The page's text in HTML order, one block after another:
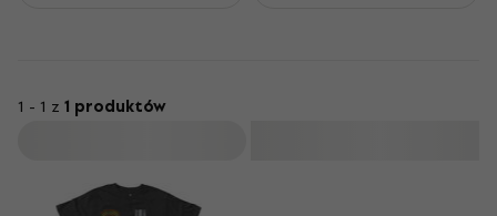
1 - 1 z 1 produktów